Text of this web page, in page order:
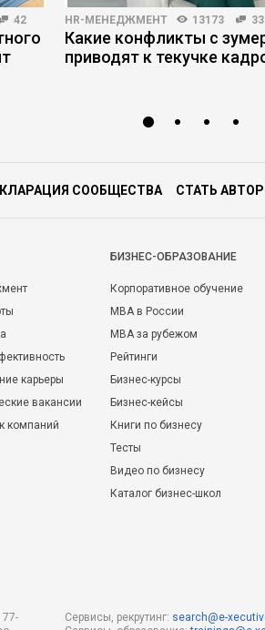
42 HR-МЕНЕДЖМЕНТ 13173 33
Какие конфликты с
приводят к текучке
СООБЩЕСТВА СТАТЬ
карьеры
вакансии
компаний
БИЗНЕС-ОБРАЗОВАНИЕ
Корпоративное обучение
MBA в России
MBA за рубежом
Рейтинги
Бизнес-курсы
Бизнес-кейсы
Книги по бизнесу
Тесты
Видео по бизнесу
Каталог бизнес-школ
Сервисы, рекрутинг: search@e-